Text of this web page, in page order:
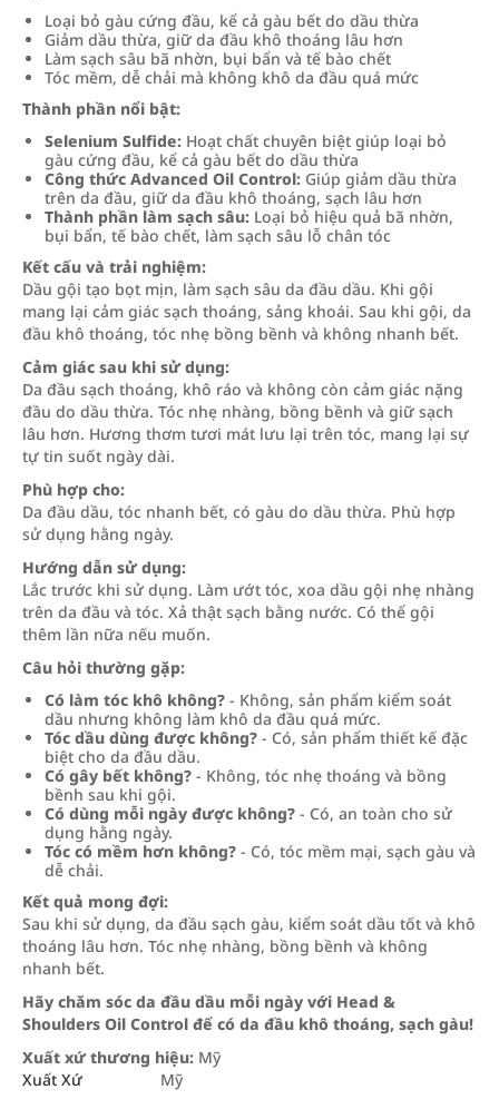
Loại bỏ gàu cứng đầu, kể cả gàu bết do dầu thừa
Giảm dầu thừa, giữ da đầu khô thoáng lâu hơn
Làm sạch sâu bã nhờn, bụi bẩn và tế bào chết
Tóc mềm, dễ chải mà không khô da đầu quá mức
Thành phần nổi bật:
Selenium Sulfide: Hoạt chất chuyên biệt giúp loại bỏ
gàu cứng đầu, kể cả gàu bết do dầu thừa
Công thức Advanced Oil Control: Giúp giảm dầu thừa
trên da đầu, giữ da đầu khô thoáng, sạch lâu hơn
Thành phần làm sạch sâu: Loại bỏ hiệu quả bã nhờn,
bụi bẩn, tế bào chết, làm sạch sâu lỗ chân tóc
Kết cấu và trải nghiệm:
Dầu gội tạo bọt mịn, làm sạch sâu da đầu dầu. Khi gội
mang lại cảm giác sạch thoáng, sảng khoái. Sau khi gội, da
đầu khô thoáng, tóc nhẹ bồng bềnh và không nhanh bết.
Cảm giác sau khi sử dụng:
Da đầu sạch thoáng, khô ráo và không còn cảm giác nặng
đầu do dầu thừa. Tóc nhẹ nhàng, bồng bềnh và giữ sạch
lâu hơn. Hương thơm tươi mát lưu lại trên tóc, mang lại sự
tự tin suốt ngày dài.
Phù hợp cho:
Da đầu dầu, tóc nhanh bết, có gàu do dầu thừa. Phù hợp
sử dụng hằng ngày.
Hướng dẫn sử dụng:
Lắc trước khi sử dụng. Làm ướt tóc, xoa dầu gội nhẹ nhàng
trên da đầu và tóc. Xả thật sạch bằng nước. Có thể gội
thêm lần nữa nếu muốn.
Câu hỏi thường gặp:
Có làm tóc khô không? - Không, sản phẩm kiểm soát
dầu nhưng không làm khô da đầu quá mức.
Tóc dầu dùng được không? - Có, sản phẩm thiết kế đặc
biệt cho da đầu dầu.
Có gây bết không? - Không, tóc nhẹ thoáng và bồng
bềnh sau khi gội.
Có dùng mỗi ngày được không? - Có, an toàn cho sử
dụng hằng ngày.
Tóc có mềm hơn không? - Có, tóc mềm mại, sạch gàu và
dễ chải.
Kết quả mong đợi:
Sau khi sử dụng, da đầu sạch gàu, kiểm soát dầu tốt và khô
thoáng lâu hơn. Tóc nhẹ nhàng, bồng bềnh và không
nhanh bết.
Hãy chăm sóc da đầu dầu mỗi ngày với Head &
Shoulders Oil Control để có da đầu khô thoáng, sạch gàu!
Xuất xứ thương hiệu: Mỹ
Xuất Xứ
Mỹ